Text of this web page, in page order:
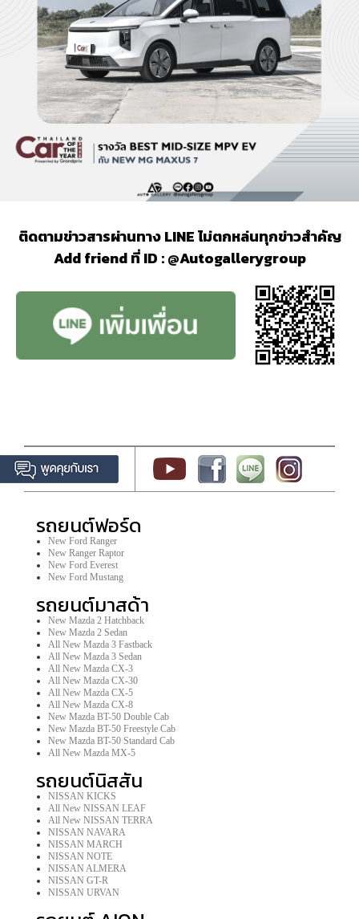
ติดตามข่าวสารผ่านทาง LINE ไม่ตกหล่นทุกข่าวสำคัญ
Add friend ที่ ID : @Autogallerygroup
รถยนต์ฟอร์ด
New Ford Ranger
New Ranger Raptor
New Ford Everest
New Ford Mustang
รถยนต์มาสด้า
New Mazda 2 Hatchback
New Mazda 2 Sedan
All New Mazda 3 Fastback
All New Mazda 3 Sedan
All New Mazda CX-3
All New Mazda CX-30
All New Mazda CX-5
All New Mazda CX-8
New Mazda BT-50 Double Cab
New Mazda BT-50 Freestyle Cab
New Mazda BT-50 Standard Cab
All New Mazda MX-5
รถยนต์นิสสัน
NISSAN KICKS
All New NISSAN LEAF
All New NISSAN TERRA
NISSAN NAVARA
NISSAN MARCH
NISSAN NOTE
NISSAN ALMERA
NISSAN GT-R
NISSAN URVAN